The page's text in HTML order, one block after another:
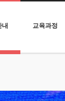
내 교육과정